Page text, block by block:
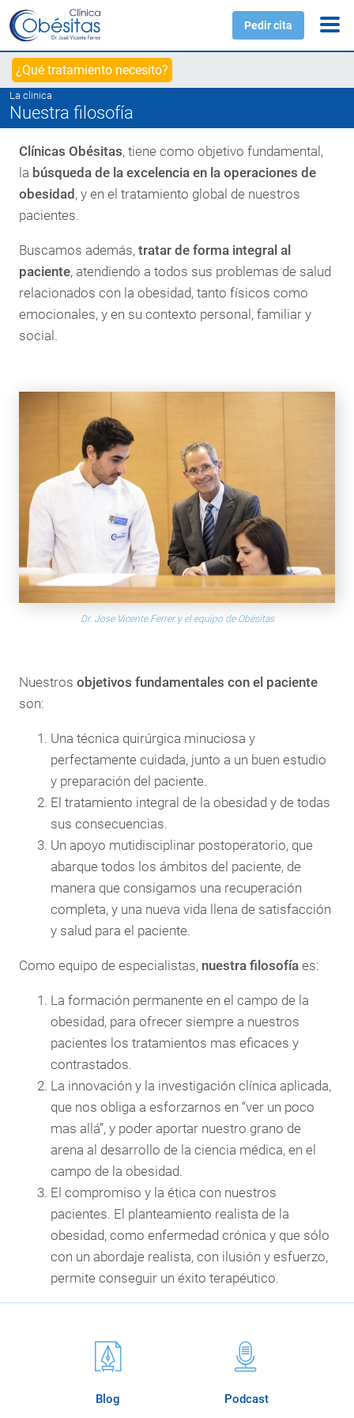
Pedir cita
¿Qué tratamiento necesito?
La clinica
Nuestra filosofía
Clínicas Obésitas, tiene como objetivo fundamental,
la búsqueda de la excelencia en la operaciones de
obesidad , y en el tratamiento global de nuestros
pacientes.
Buscamos además, tratar de forma integral al
paciente, atendiendo a todos sus problemas de salud
relacionados con la obesidad, tanto físicos como
emocionales, y en su contexto personal, familiar y
social.
Dr. Jose Vicente Ferrer y el equipo de Obésitas
Nuestros objetivos fundamentales con el paciente
son:
Una técnica quirúrgica minuciosa y
perfectamente cuidada, junto a un buen estudio
y preparación del paciente.
El tratamiento integral de la obesidad y de todas
sus consecuencias.
Un apoyo mutidisciplinar postoperatorio, que
abarque todos los ámbitos del paciente, de
manera que consigamos una recuperación
completa, y una nueva vida llena de satisfacción
y salud para el paciente.
Como equipo de especialistas, nuestra filosofía es:
La formación permanente en el campo de la
obesidad, para ofrecer siempre a nuestros
pacientes los tratamientos mas eficaces y
contrastados.
La innovación y la investigación clínica aplicada,
que nos obliga a esforzarnos en “ver un poco
mas allá”, y poder aportar nuestro grano de
arena al desarrollo de la ciencia médica, en el
campo de la obesidad.
El compromiso y la ética con nuestros
pacientes. El planteamiento realista de la
obesidad, como enfermedad crónica y que sólo
con un abordaje realista, con ilusión y esfuerzo,
permite conseguir un éxito terapéutico.
Blog Podcast